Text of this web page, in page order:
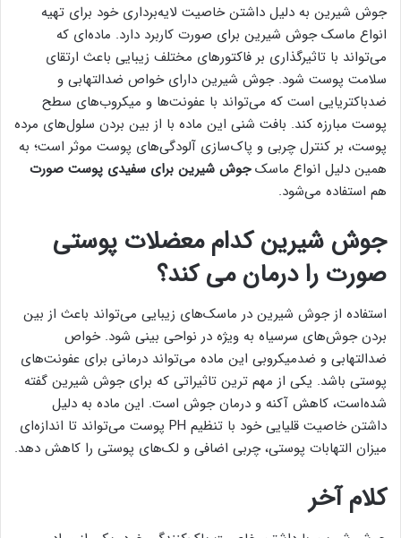
جوش شیرین به دلیل داشتن خاصیت لایه‌برداری خود برای تهیه
انواع ماسک جوش شیرین برای صورت کاربرد دارد. ماده‌ای که
می‌تواند با تاثیرگذاری بر فاکتورهای مختلف زیبایی باعث ارتقای
سلامت پوست شود. جوش شیرین دارای خواص ضدالتهابی و
ضدباکتریایی است که می‌تواند با عفونت‌ها و میکروب‌های سطح
پوست مبارزه کند. بافت شنی این ماده با از بین بردن سلول‌های مرده
پوست، بر کنترل چربی و پاک‌سازی آلودگی‌های پوست موثر است؛ به
همین دلیل انواع ماسکجوش شیرین برای سفیدی پوست صورت
هم استفاده می‌شود.
جوش شیرین کدام معضلات پوستی
صورت را درمان می کند؟
استفاده از جوش شیرین در ماسک‌های زیبایی می‌تواند باعث از بین
بردن جوش‌های سرسیاه به ویژه در نواحی بینی شود. خواص
ضدالتهابی و ضدمیکروبی این ماده می‌تواند درمانی برای عفونت‌های
پوستی باشد. یکی از مهم ترین تاثیراتی که برای جوش شیرین گفته
شده‌است، کاهش آکنه و درمان جوش است. این ماده به دلیل
داشتن خاصیت قلیایی خود با تنظیم PH پوست می‌تواند تا اندازه‌ای
میزان التهابات پوستی، چربی اضافی و لک‌های پوستی را کاهش دهد.
کلام آخر